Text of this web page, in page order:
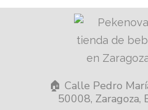
🏠 Calle Pedro
50008, Zaragoza,